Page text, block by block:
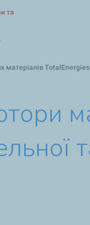
та
TotalEnergies